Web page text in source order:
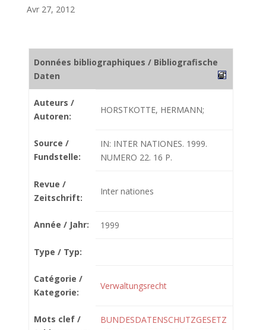
Avr 27, 2012
Données bibliographiques / Bibliografische
Daten
Auteurs /
Autoren:
HORSTKOTTE, HERMANN;
Source /
Fundstelle:
IN: INTER NATIONES. 1999.
NUMERO 22. 16 P.
Revue /
Zeitschrift:
Inter nationes
Année / Jahr: 1999
Type / Typ:
Catégorie /
Kategorie:
Verwaltungsrecht
Mots clef /
BUNDESDATENSCHUTZGESETZ